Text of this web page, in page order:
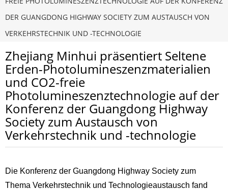
DER GUANGDONG HIGHWAY SOCIETY ZUM AUSTAUSCH VON
VERKEHRSTECHNIK UND -TECHNOLOGIE
Zhejiang Minhui präsentiert Seltene
Erden-Photolumineszenzmaterialien
und CO2-freie
Photolumineszenztechnologie auf der
Konferenz der Guangdong Highway
Society zum Austausch von
Verkehrstechnik und -technologie
Die Konferenz der Guangdong Highway Society zum
Thema Verkehrstechnik und Technologieaustausch fand